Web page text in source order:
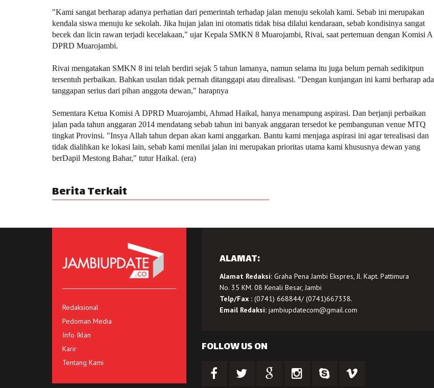
"Kami sangat berharap adanya perhatian dari pemerintah terhadap jalan menuju sekolah kami. Sebab ini merupakan
kendala siswa menuju ke sekolah. Jika hujan jalan ini otomatis tidak bisa dilalui kendaraan, sebab kondisinya sangat
becek dan licin rawan terjadi kecelakaan," ujar Kepala SMKN 8 Muarojambi, Rivai, saat pertemuan dengan Komisi A
DPRD Muarojambi.
Rivai mengatakan SMKN 8 ini telah berdiri sejak 5 tahun lamanya, namun selama itu juga belum pernah sedikitpun
tersentuh perbaikan. Bahkan usulan tidak pernah ditanggapi atau direalisasi. "Dengan kunjangan ini kami berharap ada
tanggapan serius dari pihan anggota dewan," harapnya
Sementara Ketua Komisi A DPRD Muarojambi, Ahmad Haikal, hanya menampung aspirasi. Dan berjanji perbaikan
jalan pada tahun anggaran 2014 mendatang sebab tahun ini banyak anggaran tersedot ke pembangunan venue MTQ
tingkat Provinsi. "Insya Allah tahun depan akan kami anggarkan. Bantu kami menjaga aspirasi ini agar terealisasi dan
tidak dialihkan ke lokasi lain, sebab kami menilai jalan ini merupakan prioritas utama kami khususnya dewan yang
berDapil Mestong Bahar," tutur Haikal. (era)
Berita Terkait
Redaksional
Pedoman Media
Info Iklan
Karir
Tentang Kami
ALAMAT:
Alamat Redaksi:Graha Pena Jambi Ekspres, Jl. Kapt. Pattimura
No. 35 KM. 08 Kenali Besar, Jambi
Telp/Fax :(0741) 668844/ (0741)667338.
Email Redaksi: jambiupdatecom@gmail.com
FOLLOW US ON